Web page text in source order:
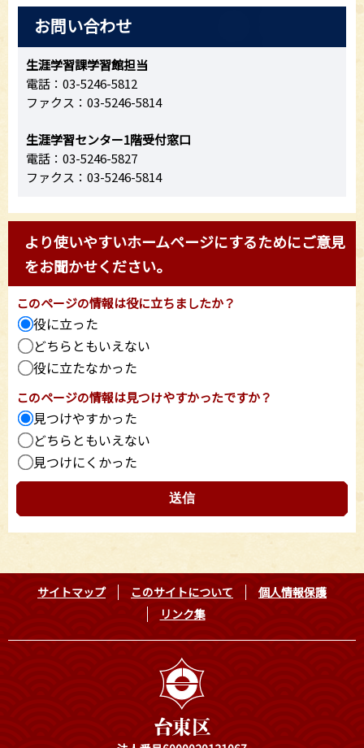
お問い合わせ
生涯学習課学習館担当
電話：03-5246-5812
ファクス：03-5246-5814
生涯学習センター1階受付窓口
電話：03-5246-5827
ファクス：03-5246-5814
より使いやすいホームページにするためにご意見
をお聞かせください。
このページの情報は役に立ちましたか？
役に立った
どちらともいえない
役に立たなかった
このページの情報は見つけやすかったですか？
見つけやすかった
どちらともいえない
見つけにくかった
サイトマップ このサイトについて
個人情報保護
リンク集